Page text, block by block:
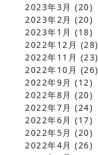
2023年3月 (20)
2023年2月 (20)
2023年1月 (18)
2022年12月 (28)
2022年11月 (23)
2022年10月 (26)
2022年9月 (12)
2022年8月 (20)
2022年7月 (24)
2022年6月 (17)
2022年5月 (20)
2022年4月 (26)